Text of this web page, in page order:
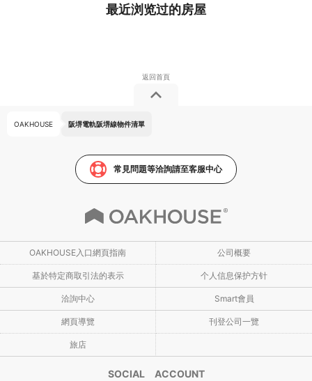
最近浏览过的房屋
OAKHOUSE 阪堺電軌阪堺線物件清單
常見問題等洽詢請至客服中心
OAKHOUSE入口網頁指南 公司概要
基於特定商取引法的表示 个人信息保护方针
洽詢中心 Smart會員
網頁導覽 刊登公司一覽
旅店
SOCIAL ACCOUNT